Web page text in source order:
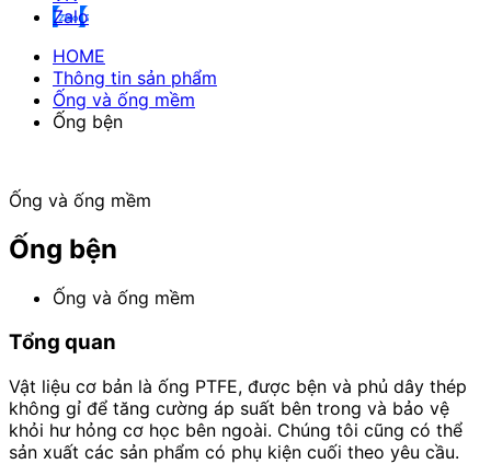
Zalo
HOME
Thông tin sản phẩm
Ống và ống mềm
Ống bện
Ống và ống mềm
Ống bện
Ống và ống mềm
Tổng quan
Vật liệu cơ bản là ống PTFE, được bện và phủ dây thép
không gỉ để tăng cường áp suất bên trong và bảo vệ
khỏi hư hỏng cơ học bên ngoài. Chúng tôi cũng có thể
sản xuất các sản phẩm có phụ kiện cuối theo yêu cầu.